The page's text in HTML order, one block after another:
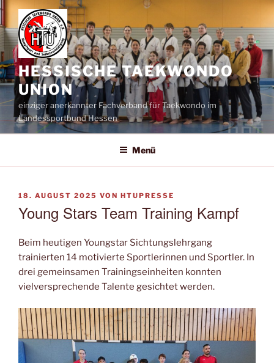
Zum
Inhalt
springen
HESSISCHE TAEKWONDO
UNION
einziger anerkannter Fachverband für Taekwondo im
Landessportbund Hessen
Menü
VERÖFFENTLICHT
18. AUGUST 2025 VON HTUPRESSE
Young Stars Team Training Kampf
Beim heutigen Youngstar Sichtungslehrgang
trainierten 14 motivierte Sportlerinnen und Sportler. In
drei gemeinsamen Trainingseinheiten konnten
vielversprechende Talente gesichtet werden.